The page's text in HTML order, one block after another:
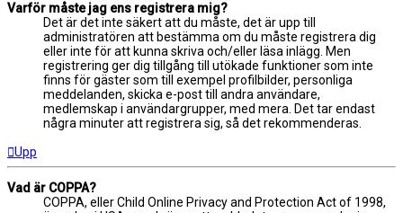
Varför måste jag ens registrera mig?
Det är det inte säkert att du måste, det är upp till
administratören att bestämma om du måste registrera dig
eller inte för att kunna skriva och/eller läsa inlägg. Men
registrering ger dig tillgång till utökade funktioner som inte
finns för gäster som till exempel profilbilder, personliga
meddelanden, skicka e-post till andra användare,
medlemskap i användargrupper, med mera. Det tar endast
några minuter att registrera sig, så det rekommenderas.
Upp
Vad är COPPA?
COPPA, eller Child Online Privacy and Protection Act of 1998,